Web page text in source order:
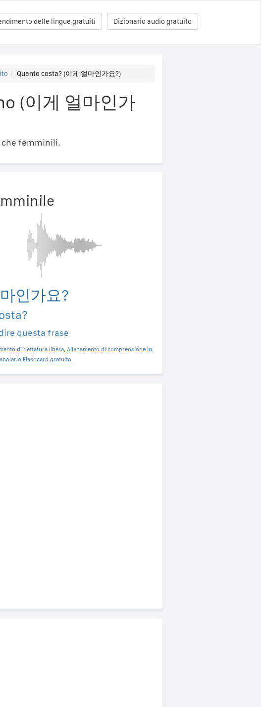
Dizionario audio gratuito
delle lingue gratuiti
Quanto costa? (이게 얼마인가요?)
(이게 얼마인가
femminili.
인가요?
questa frase
di dettatura libera, Allenamento di comprensione in
Flashcard gratuito